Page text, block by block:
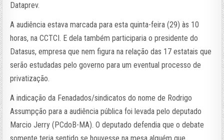
Dataprev.
A audiência estava marcada para esta quinta-feira (29) às 10
horas, na CCTCI. E dela também participaria o presidente do
Datasus, empresa que nem figura na relação das 17 estatais que
serão estudadas pelo governo para um eventual processo de
privatização.
A indicação da Fenadados/sindicatos do nome de Rodrigo
Assumpção para a audiência pública foi levada pelo deputado
Marcio Jerry (PCdoB-MA). O deputado defendia que o debate